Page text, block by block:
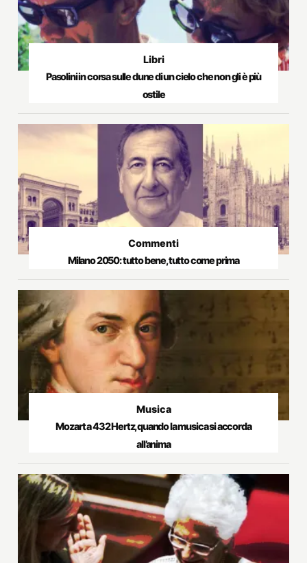
Libri
Pasolini in corsa sulle dune di un cielo che non gli è più
ostile
Commenti
Milano 2050: tutto bene, tutto come prima
Musica
Mozart a 432 Hertz, quando la musica si accorda
all’anima